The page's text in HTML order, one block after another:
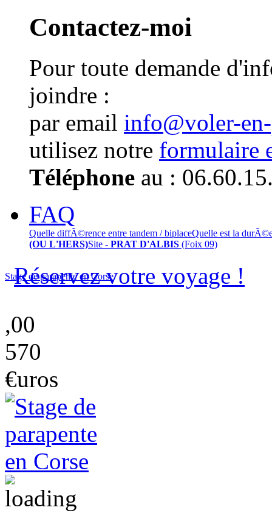
Contactez-moi
Pour toute demande
joindre :
par email info@voler-
utilisez notre formulaire
Téléphone au :
FAQ
Quelle diffÃ©rence entre tandem / biplaceQuelle est la
(OU L'HERS)Site - PRAT D'ALBIS (Foix 09)
Réservez votre voyage !
Stage de parapente en Corse
,00
570
€uros